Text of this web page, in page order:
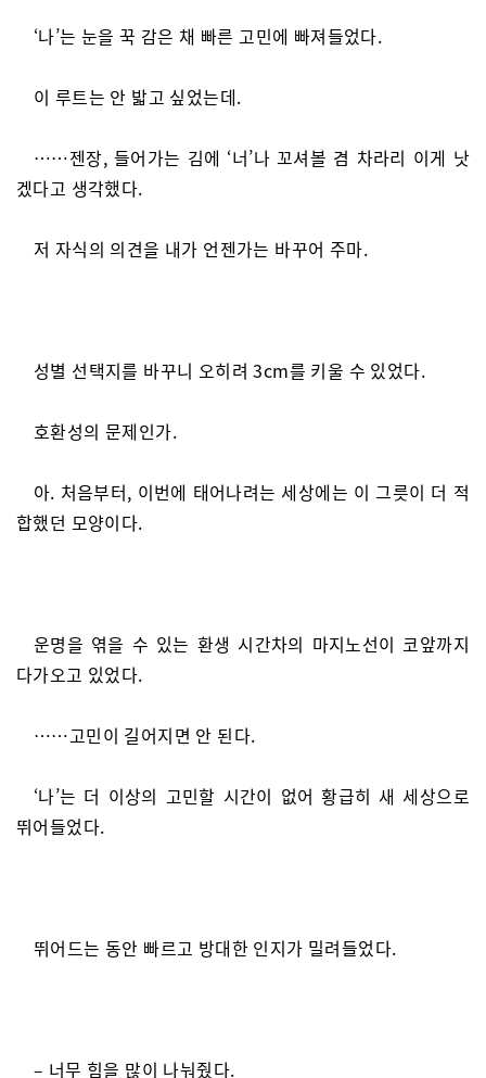
‘나’는 눈을 꾹 감은 채 빠른 고민에 빠져들었다.
이 루트는 안 밟고 싶었는데.
……젠장, 들어가는 김에 ‘너’나 꼬셔볼 겸 차라리 이게 낫
겠다고 생각했다.
저 자식의 의견을 내가 언젠가는 바꾸어 주마.
성별 선택지를 바꾸니 오히려 3cm를 키울 수 있었다.
호환성의 문제인가.
아. 처음부터, 이번에 태어나려는 세상에는 이 그릇이 더 적
합했던 모양이다.
운명을 엮을 수 있는 환생 시간차의 마지노선이 코앞까지
다가오고 있었다.
……고민이 길어지면 안 된다.
‘나’는 더 이상의 고민할 시간이 없어 황급히 새 세상으로
뛰어들었다.
뛰어드는 동안 빠르고 방대한 인지가 밀려들었다.
– 너무 힘을 많이 나눠줬다.